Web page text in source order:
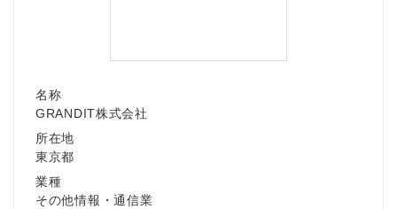
名称
GRANDIT株式会社
所在地
東京都
業種
その他情報・通信業